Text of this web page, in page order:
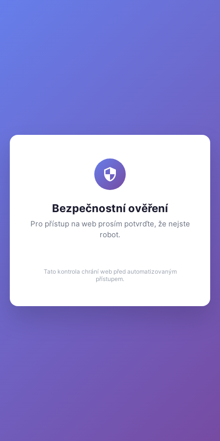
Bezpečnostní ověření
Pro přístup na web prosím potvrďte, že nejste
robot.
Tato kontrola chrání web před automatizovaným
přístupem.